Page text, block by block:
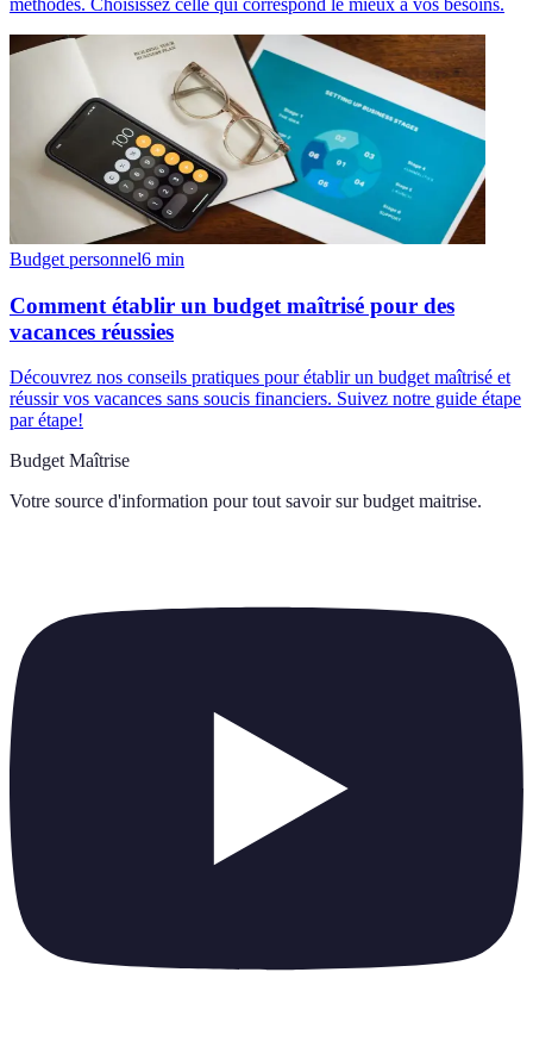
méthodes. Choisissez celle qui correspond le mieux à vos besoins.
Budget personnel6 min
Comment établir un budget maîtrisé pour des
vacances réussies
Découvrez nos conseils pratiques pour établir un budget maîtrisé et
réussir vos vacances sans soucis financiers. Suivez notre guide étape
par étape!
Budget Maîtrise
Votre source d'information pour tout savoir sur budget maitrise.